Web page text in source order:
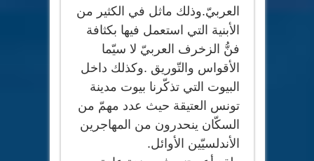
العربيّ.وذلك ماثل في الكثير من
الأبنية التي استعمل فيها بكثافة
فنُّ الزخرف العربيّ لا سيّما
الأقواس والتّوريق .وكذلك داخل
البيوت التي تذكّرنا بيوت مدينة
تونس العتيقة حيث عدد مهمّ من
السكّان ينحدرون من المهاجرين
الأندلسيّين الأوائل.